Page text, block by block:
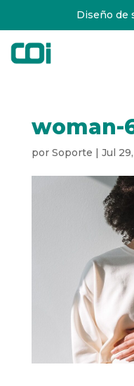
Diseño de
woman-
por Soporte | Jul